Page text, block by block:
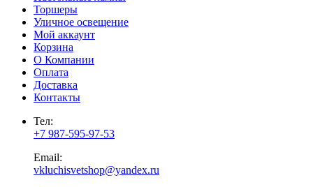
Торшеры
Уличное освещение
Мой аккаунт
Корзина
О Компании
Оплата
Доставка
Контакты
Тел:
+7 987-595-97-53
Email:
vkluchisvetshop@yandex.ru